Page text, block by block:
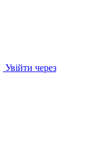
Увійти через